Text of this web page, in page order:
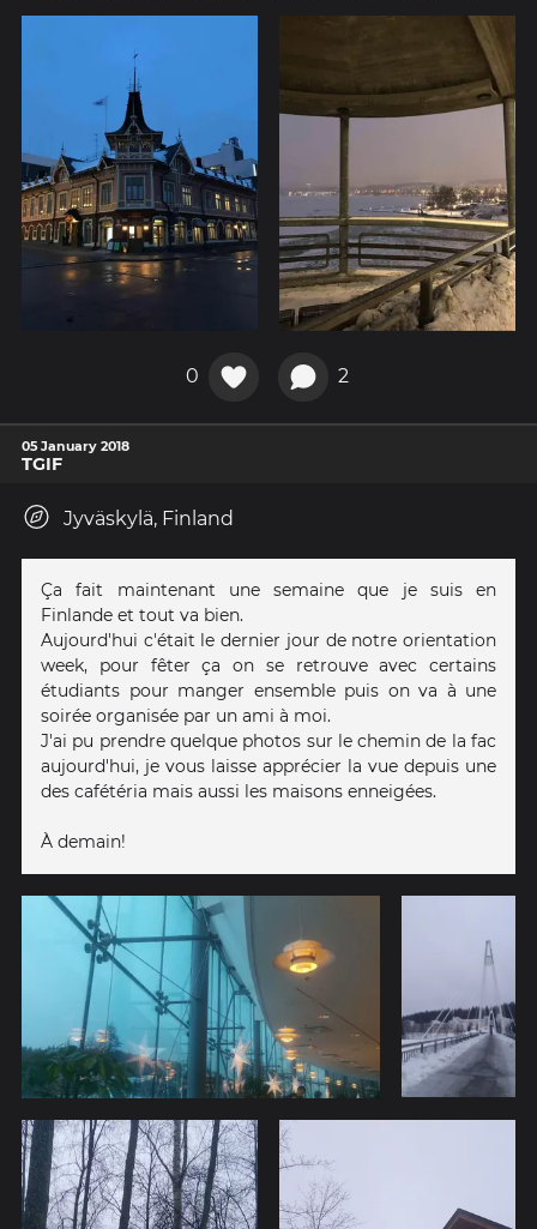
0 2
05 January 2018
TGIF
Jyväskylä, Finland
Ça fait maintenant une semaine que je suis en
Finlande et tout va bien.
Aujourd'hui c'était le dernier jour de notre orientation
week, pour fêter ça on se retrouve avec certains
étudiants pour manger ensemble puis on va à une
soirée organisée par un ami à moi.
J'ai pu prendre quelque photos sur le chemin de la fac
aujourd'hui, je vous laisse apprécier la vue depuis une
des cafétéria mais aussi les maisons enneigées.
À demain!